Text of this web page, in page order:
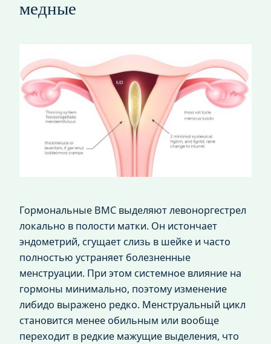
медные
Гормональные ВМС выделяют левоноргестрел
локально в полости матки. Он истончает
эндометрий, сгущает слизь в шейке и часто
полностью устраняет болезненные
менструации. При этом системное влияние на
гормоны минимально, поэтому изменение
либидо выражено редко. Менструальный цикл
становится менее обильным или вообще
переходит в редкие мажущие выделения, что